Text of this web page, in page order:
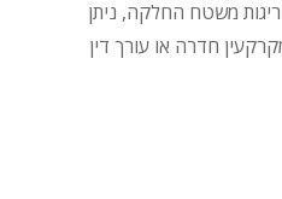
משטח החלקה, ניתן
חדרה או עורך דין